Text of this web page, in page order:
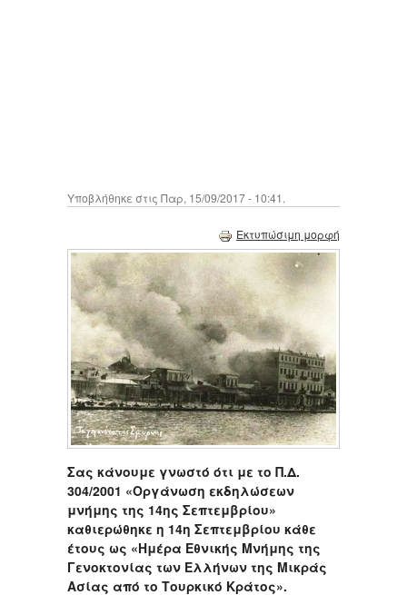
Υποβλήθηκε στις Παρ, 15/09/2017 - 10:41.
Εκτυπώσιμη μορφή
Σας κάνουμε γνωστό ότι με το Π.Δ.
304/2001 «Οργάνωση εκδηλώσεων
μνήμης της 14ης Σεπτεμβρίου»
καθιερώθηκε η 14η Σεπτεμβρίου κάθε
έτους ως «Ημέρα Εθνικής Μνήμης της
Γενοκτονίας των Ελλήνων της Μικράς
Ασίας από το Τουρκικό Κράτος».